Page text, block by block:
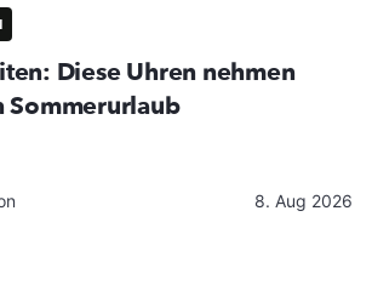
Diese Uhren nehmen
8. Aug 2026